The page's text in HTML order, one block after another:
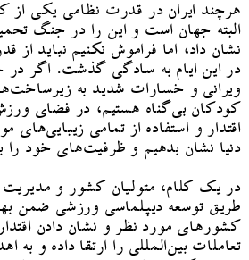
هرچند ایران در قدرت نظامی یکی از
نشان داد، اما فراموش نکنیم نباید
در این ایام به سادگی گذشت. اگر
ویرانی و خسارات شدید به
کودکان بی‌گناه هستیم، در فضای
اقتدار و استفاده از تمامی زیبایی‌های
دنیا نشان بدهیم و ظرفیت‌های خود
در یک کلام، متولیان کشور و مدیریت
طریق توسعه دیپلماسی ورزشی ضمن
کشورهای مورد نظر و نشان دادن
تعاملات بین‌المللی را ارتقا داده و